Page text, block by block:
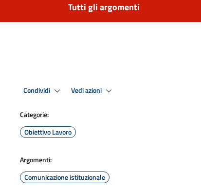
Tutti gli argomenti
Condividi Vedi azioni
Categorie:
Obiettivo Lavoro
Argomenti:
Comunicazione istituzionale